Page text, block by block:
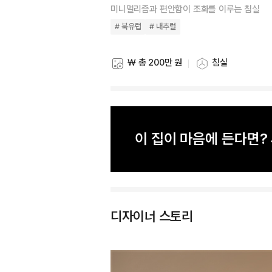
미니멀리즘과 편안함이 조화를 이루는 침실
# 북유럽 # 내추럴
스타일링 비용
₩ 총 200만 원
스타일링 공간
침실
이 집이 마음에 든다면
디자이너 스토리